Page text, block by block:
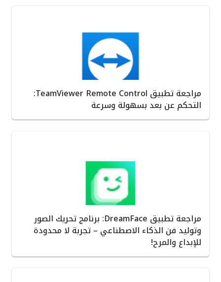
مراجعة تطبيق TeamViewer Remote Control:
التحكم عن بعد بسهولة وسرعة
مراجعة تطبيق DreamFace: برنامج تحريك الصور
وتوليد فن الذكاء الاصطناعي – تجربة لا محدودة
للإبداع والمرح!